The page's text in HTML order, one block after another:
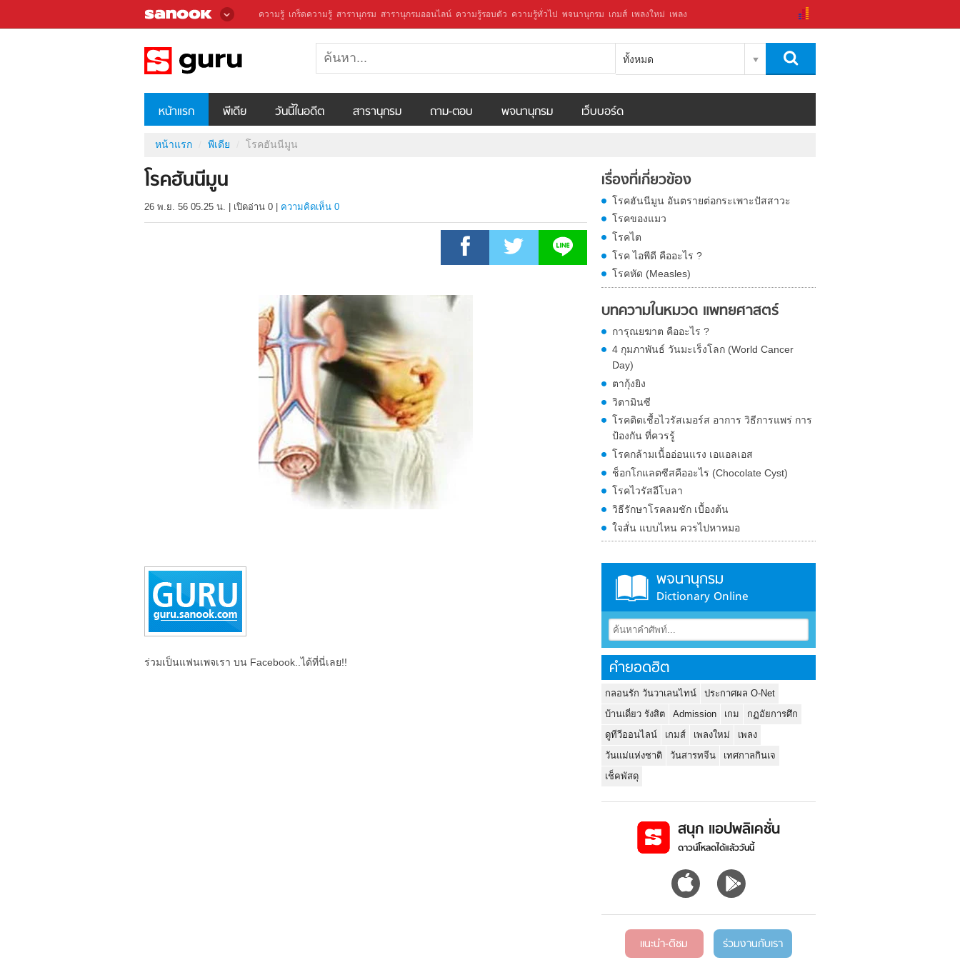
ความรู้ เกร็ดความรู้ สารานุกรม สารานุกรมออนไลน์ ความรู้รอบตัว ความรู้ทั่วไป พจนานุกรม เกมส์ เพลงใหม่ เพลง
ทั้งหมด
หน้าแรก พีเดีย วันนี้ในอดีต สารานุกรม ถาม-ตอบ พจนานุกรม เว็บบอร์ด
หน้าแรก พีเดีย โรคฮันนีมูน
โรคฮันนีมูน
26 พ.ย. 56 05.25 น. เปิดอ่าน 0 ความคิดเห็น 0
ร่วมเป็นแฟนเพจเรา บน Facebook..ได้ที่นี่เลย!!
เรื่องที่เกี่ยวข้อง
โรคฮันนีมูน อันตรายต่อกระเพาะปัสสาวะ
โรคของแมว
โรคไต
โรค ไอพีดี คืออะไร ?
โรคหัด (Measles)
บทความในหมวด แพทยศาสตร์
การุณยฆาต คืออะไร ?
4 กุมภาพันธ์ วันมะเร็งโลก (World Cancer
Day)
ตากุ้งยิง
วิตามินซี
โรคติดเชื้อไวรัสเมอร์ส อาการ วิธีการแพร่ การ
ป้องกัน ที่ควรรู้
โรคกล้ามเนื้ออ่อนแรง เอแอลเอส
ช็อกโกแลตซีสคืออะไร (Chocolate Cyst)
โรคไวรัสอีโบลา
วิธีรักษาโรคลมชัก เบื้องต้น
ใจสั่น แบบไหน ควรไปหาหมอ
พจนานุกรม
Dictionary Online
คำยอดฮิต
กลอนรัก วันวาเลนไทน์
ประกาศผล O-Net
บ้านเดี่ยว รังสิต
Admission เกม
กฏอัยการศึก
ดูทีวีออนไลน์
เกมส์ เพลงใหม่
เพลง
วันแม่แห่งชาติ
วันสารทจีน
เทศกาลกินเจ
เช็คพัสดุ
สนุก แอปพลิเคชั่น
ดาวน์โหลดได้แล้ววันนี้
แนะนำ-ติชม ร่วมงานกับเรา